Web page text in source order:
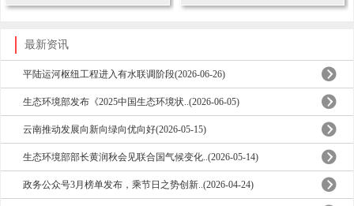
最新资讯
平陆运河枢纽工程进入有水联调阶段(2026-06-26)
生态环境部发布《2025中国生态环境状..(2026-06-05)
云南推动发展向新向绿向优向好(2026-05-15)
生态环境部部长黄润秋会见联合国气候变化..(2026-05-14)
政务公众号3月榜单发布，乘节日之势创新..(2026-04-24)